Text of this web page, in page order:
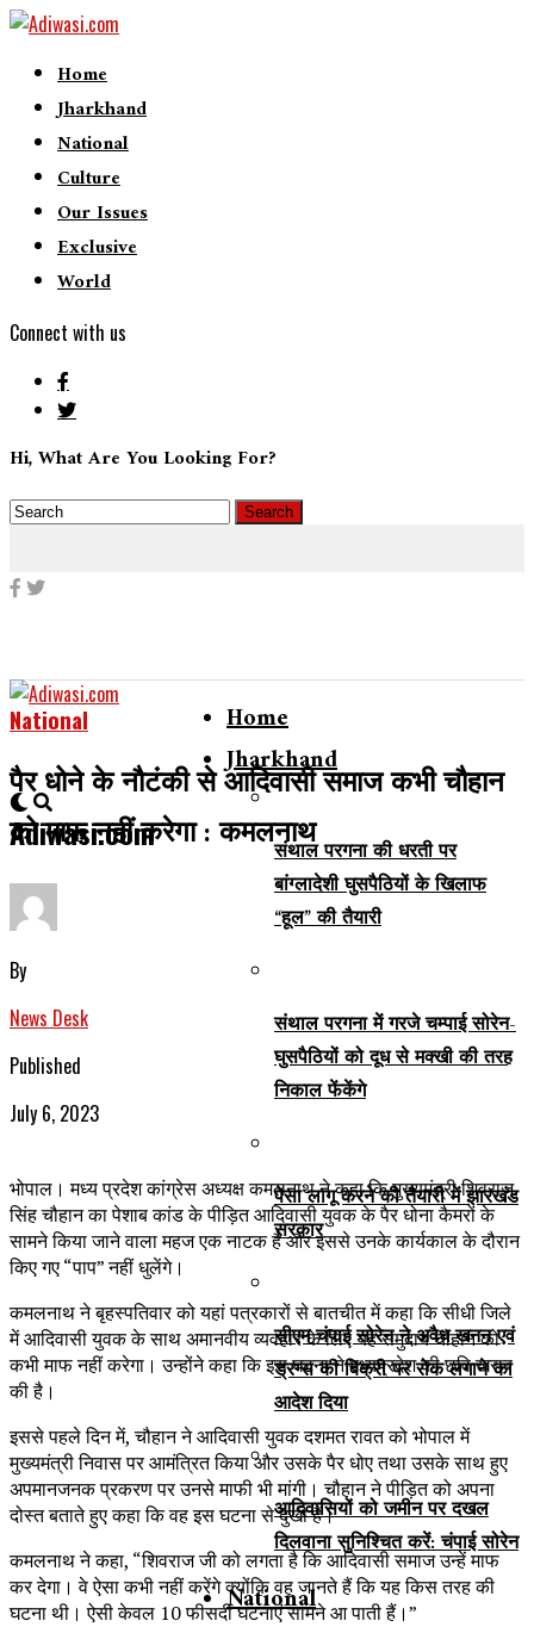
Home
Jharkhand
National
Culture
Our Issues
Exclusive
World
Connect with us
Hi, What Are You Looking For?
Adiwasi.com
Home
Jharkhand
संथाल परगना की धरती पर
बांग्लादेशी घुसपैठियों के खिलाफ
“हूल” की तैयारी
संथाल परगना में गरजे चम्पाई सोरेन-
घुसपैठियों को दूध से मक्खी की तरह
निकाल फेंकेंगे
पेसा लागू करने की तैयारी में झारखंड
सरकार
सीएम चंपाई सोरेन ने अवैध खनन एवं
ड्रग्स की बिक्री पर रोक लगाने का
आदेश दिया
आदिवासियों को जमीन पर दखल
दिलवाना सुनिश्चित करें: चंपाई सोरेन
National
National
पैर धोने के नौटंकी से आदिवासी समाज कभी चौहान
को माफ नहीं करेगा : कमलनाथ
By
News Desk
Published
July 6, 2023
भोपाल। मध्य प्रदेश कांग्रेस अध्यक्ष कमलनाथ ने कहा कि मुख्यमंत्री शिवराज
सिंह चौहान का पेशाब कांड के पीड़ित आदिवासी युवक के पैर धोना कैमरों के
सामने किया जाने वाला महज एक नाटक है और इससे उनके कार्यकाल के दौरान
किए गए “पाप” नहीं धुलेंगे।
कमलनाथ ने बृहस्पतिवार को यहां पत्रकारों से बातचीत में कहा कि सीधी जिले
में आदिवासी युवक के साथ अमानवीय व्यवहार के लिए यह समुदाय चौहान को
कभी माफ नहीं करेगा। उन्होंने कहा कि इस घटना ने मध्यप्रदेश की छवि खराब
की है।
इससे पहले दिन में, चौहान ने आदिवासी युवक दशमत रावत को भोपाल में
मुख्यमंत्री निवास पर आमंत्रित किया और उसके पैर धोए तथा उसके साथ हुए
अपमानजनक प्रकरण पर उनसे माफी भी मांगी। चौहान ने पीड़ित को अपना
दोस्त बताते हुए कहा कि वह इस घटना से दुखी हैं।
कमलनाथ ने कहा, “शिवराज जी को लगता है कि आदिवासी समाज उन्हें माफ
कर देगा। वे ऐसा कभी नहीं करेंगे क्योंकि वह जानते हैं कि यह किस तरह की
घटना थी। ऐसी केवल 10 फीसदी घटनाएं सामने आ पाती हैं।”